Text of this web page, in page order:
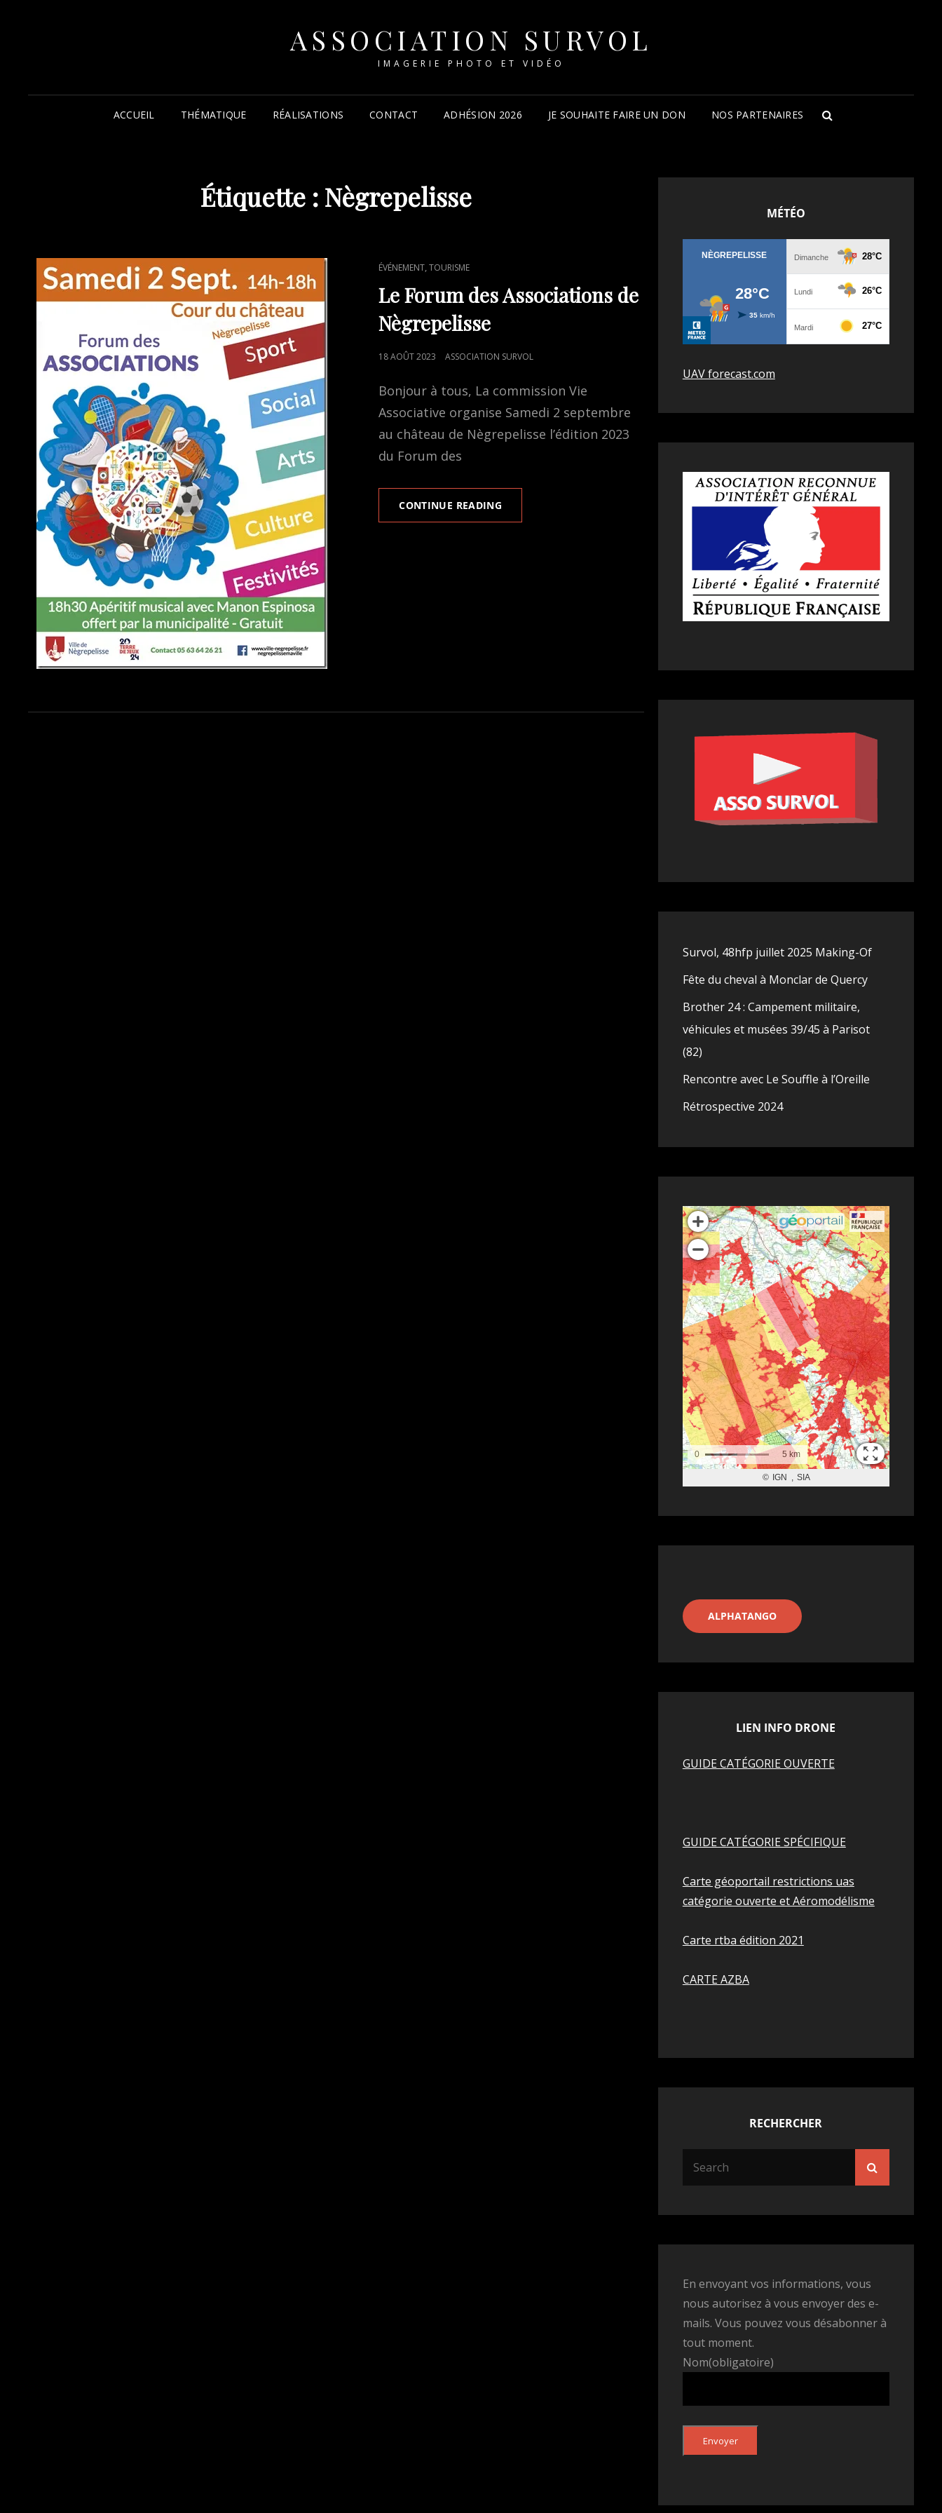
ASSOCIATION SURVOL
IMAGERIE PHOTO ET VIDÉO
ACCUEIL THÉMATIQUE RÉALISATIONS CONTACT ADHÉSION 2026 JE SOUHAITE FAIRE UN DON NOS PARTENAIRES
SEARCH
Étiquette : Nègrepelisse
CAT
LINKS
ÉVÉNEMENT,TOURISME
Le Forum des Associations de
Nègrepelisse
POSTED
18 AOÛT 2023 ASSOCIATION SURVOL
Bonjour à tous, La commission Vie
Associative organise Samedi 2 septembre
au château de Nègrepelisse l’édition 2023
du Forum des
CONTINUE READING
FORUM
MÉTÉO
UAV forecast.com
Survol, 48hfp juillet 2025 Making-Of
Fête du cheval à Monclar de Quercy
Brother 24 : Campement militaire,
véhicules et musées 39/45 à Parisot
(82)
Rencontre avec Le Souffle à l’Oreille
Rétrospective 2024
ALPHATANGO
LIEN INFO DRONE
GUIDE CATÉGORIE OUVERTE
GUIDE CATÉGORIE SPÉCIFIQUE
Carte géoportail restrictions uas
catégorie ouverte et Aéromodélisme
Carte rtba édition 2021
CARTE AZBA
RECHERCHER
En envoyant vos informations, vous
nous autorisez à vous envoyer des e-
mails. Vous pouvez vous désabonner à
tout moment.
Nom(obligatoire)
Envoyer